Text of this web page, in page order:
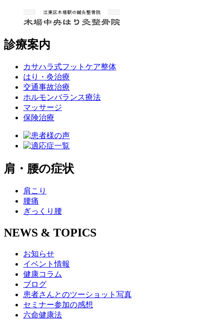
診療案内
カサハラ式フットケア整体
はり・灸治療
交通事故治療
ホルモンバランス療法
マッサージ
保険治療
肩・腰の症状
肩こり
腰痛
ぎっくり腰
NEWS & TOPICS
お知らせ
イベント情報
健康コラム
ブログ
患者さんとのツーショット写真
セミナー参加の感想
六命健康法